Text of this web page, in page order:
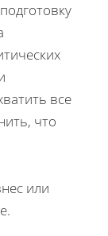
все
что
или